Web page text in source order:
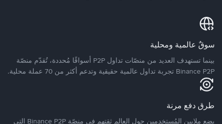
سوقٌ عالمية ومحلية
بينما تستهدف العديد من منصّات تداول P2P أسواقًا مُحددة، تُقدّم منصّة
Binance P2P تجربة تداول عالمية حقيقية وتدعم أكثر من 70 عملة محلية.
طرق دفع مرنة
يضع ملايين المُستخدمين حول العالم ثقتهم في منصّة Binance P2P التي